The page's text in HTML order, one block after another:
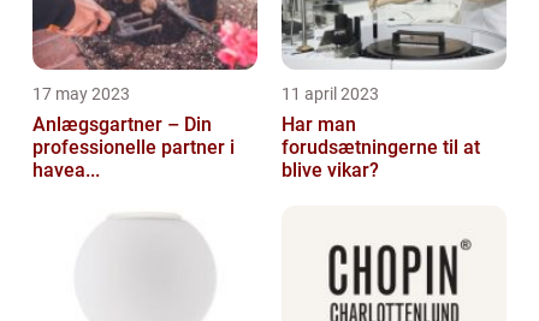
17 may 2023
Anlægsgartner – Din
professionelle partner i
havea...
11 april 2023
Har man
forudsætningerne til at
blive vikar?